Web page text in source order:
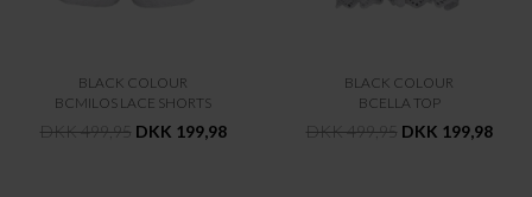
BLACK COLOUR
BCMILOS LACE SHORTS
DKK 499,95 DKK 199,98
BLACK COLOUR
BCELLA TOP
DKK 499,95 DKK 199,98